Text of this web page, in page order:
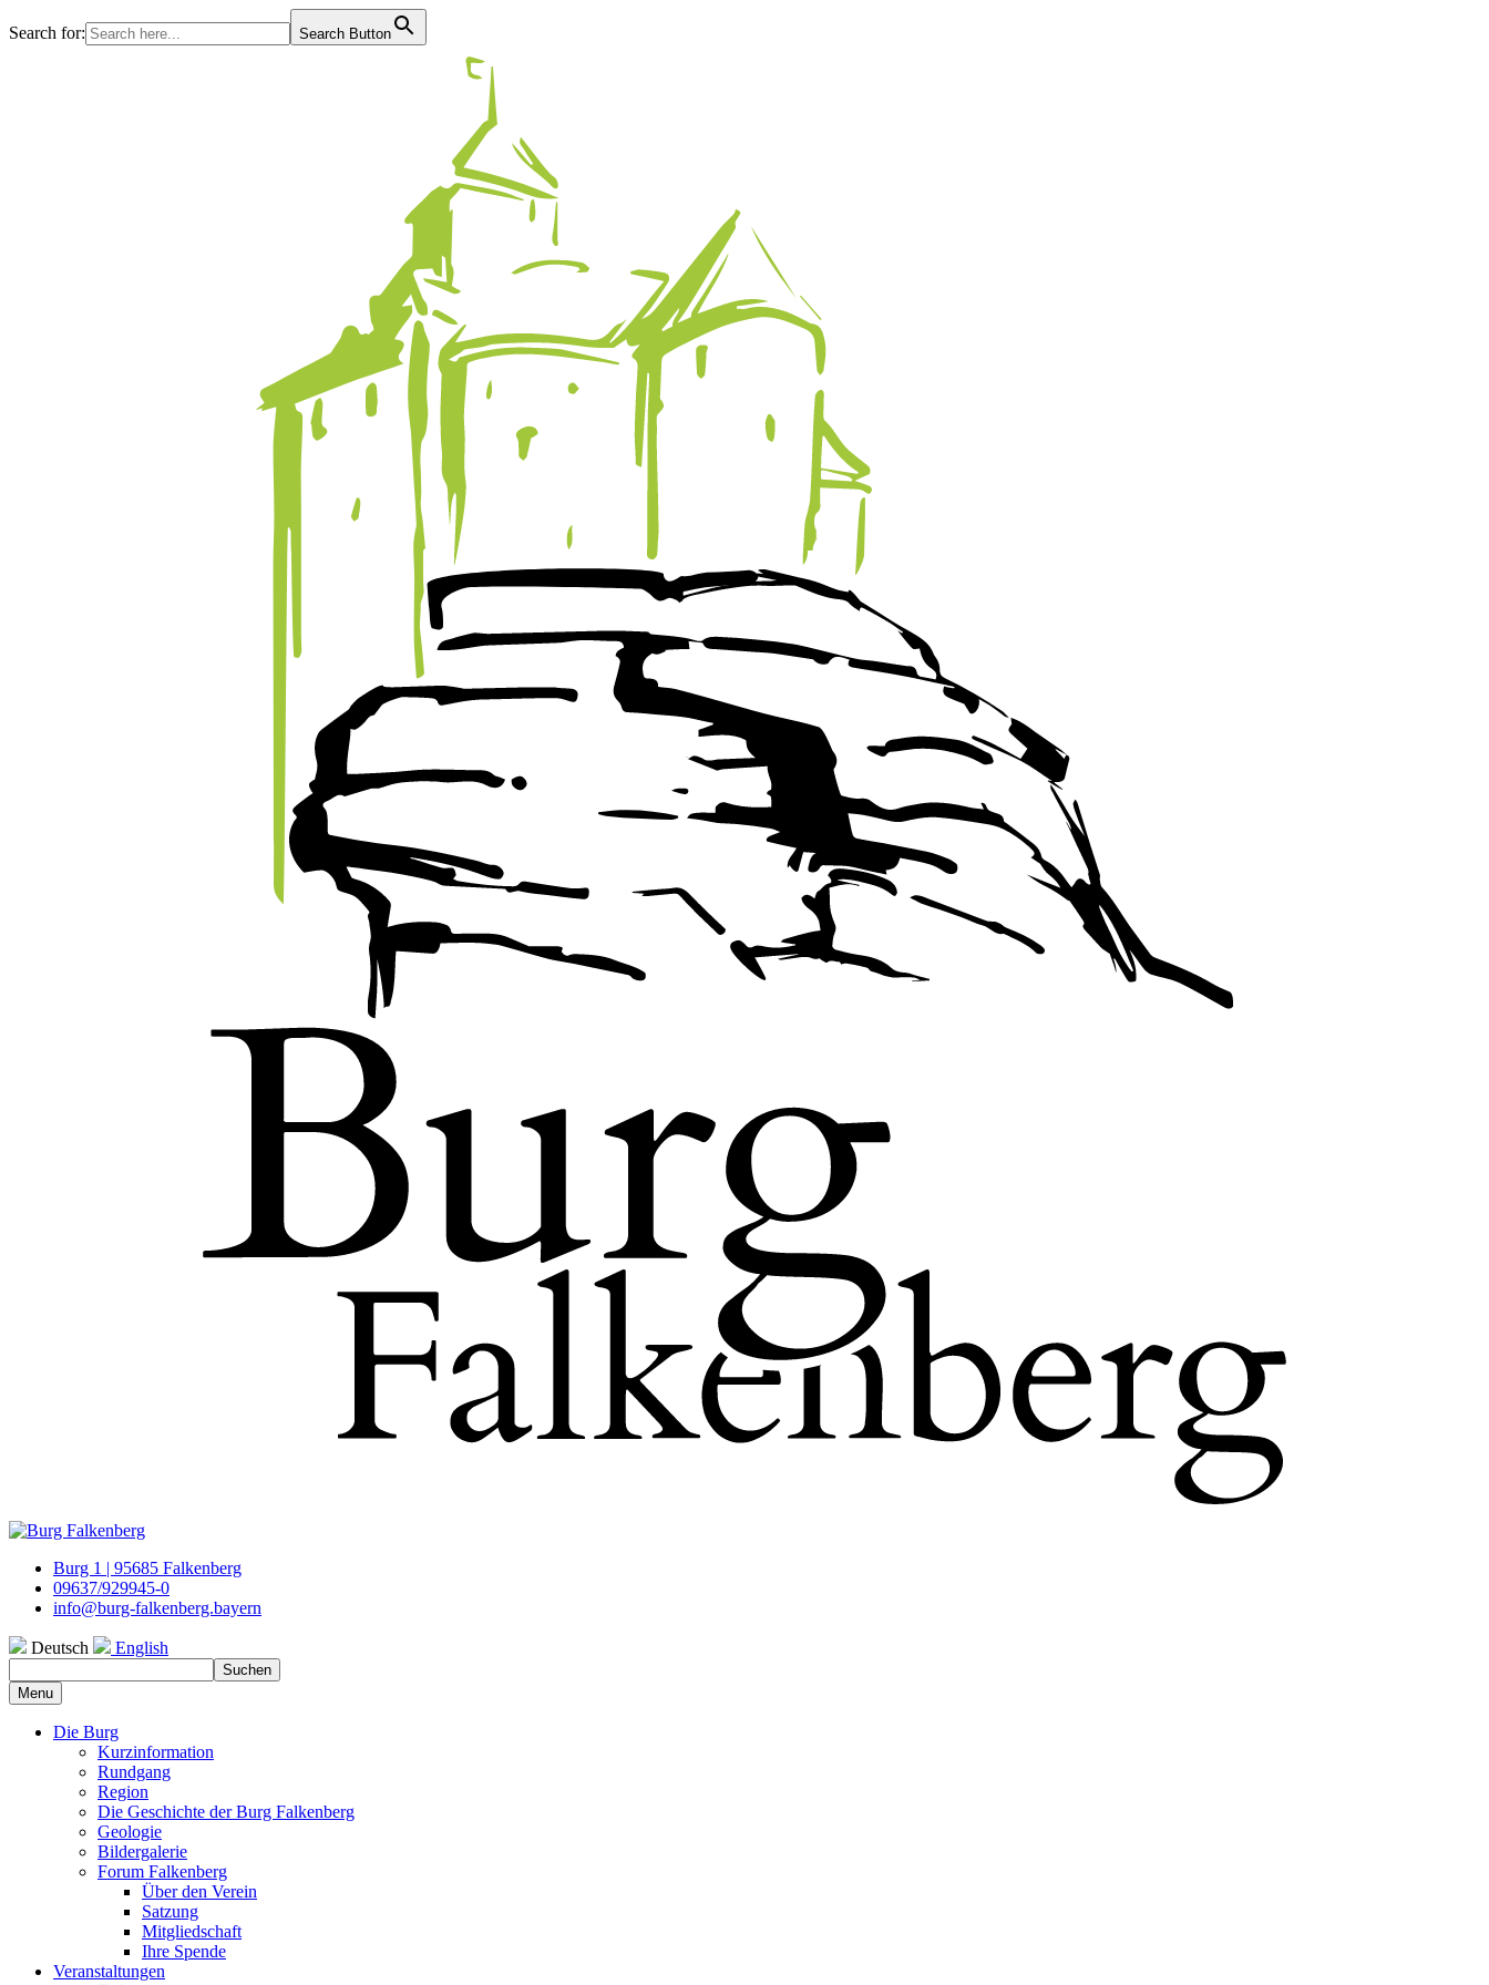
Search for: Search Button
Burg 1 | 95685 Falkenberg
09637/929945-0
info@burg-falkenberg.bayern
Deutsch English
Suchen
Menu
Die Burg
Kurzinformation
Rundgang
Region
Die Geschichte der Burg Falkenberg
Geologie
Bildergalerie
Forum Falkenberg
Über den Verein
Satzung
Mitgliedschaft
Ihre Spende
Veranstaltungen